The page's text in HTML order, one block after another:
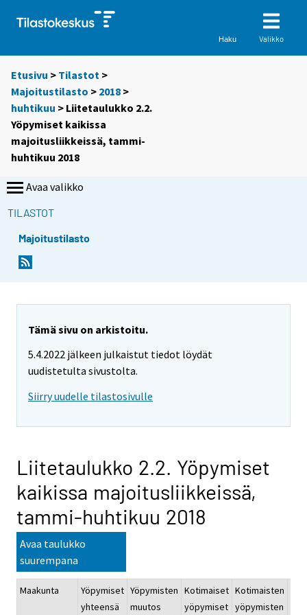
Haku Valikko
Etusivu > Tilastot >
Majoitustilasto > 2018 >
huhtikuu > Liitetaulukko 2.2.
Yöpymiset kaikissa
majoitusliikkeissä, tammi-
huhtikuu 2018
Avaa valikko
TILASTOT
Majoitustilasto
Tämä sivu on arkistoitu.
5.4.2022 jälkeen julkaistut tiedot löydät
uudistetulta sivustolta.
Siirry uudelle tilastosivulle
Liitetaulukko 2.2. Yöpymiset
kaikissa majoitusliikkeissä,
tammi-huhtikuu 2018
Avaa taulukko
suurempana
Maakunta
Yöpymiset
yhteensä
Yöpymisten
muutos
Kotimaiset
yöpymiset
Kotimaisten
yöpymisten